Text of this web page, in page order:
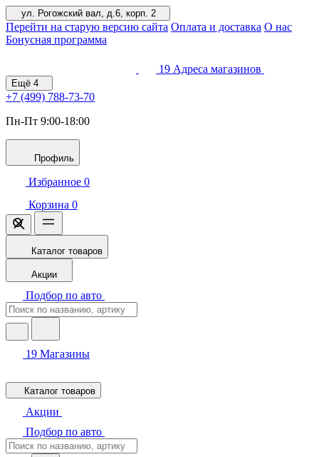
ул. Рогожский вал, д.6, корп. 2
Перейти на старую версию сайта Оплата и доставка О нас
Бонусная программа
19 Адреса магазинов
Ещё 4
+7 (499) 788-73-70
Пн-Пт 9:00-18:00
Профиль
Избранное 0
Корзина 0
Каталог товаров
Акции
Подбор по авто
19 Магазины
Каталог товаров
Акции
Подбор по авто